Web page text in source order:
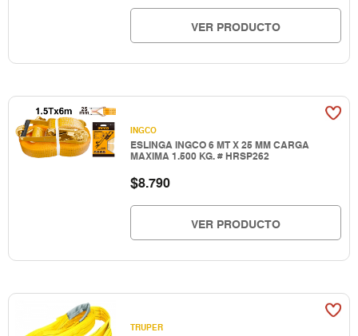
VER PRODUCTO
INGCO
ESLINGA INGCO 6 MT X 25 MM CARGA
MAXIMA 1.500 KG. # HRSP262
$8.790
VER PRODUCTO
TRUPER